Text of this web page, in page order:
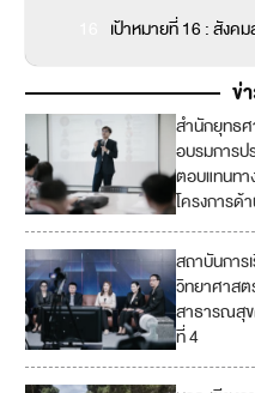
เป้าหมายที่ 16 : สังค
ข่
สำนักยุทธ
อบรมการป
ตอบแทนทา
โครงการด้
สถาบันกา
วิทยาศาส
สาธารณสุ
ที่ 4